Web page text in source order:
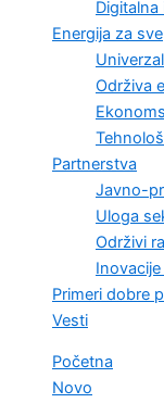
Energija za sve
Održiva
Partnerstva
Javno-
Uloga
Održivi
Primeri dobre
Vesti
Početna
Novo